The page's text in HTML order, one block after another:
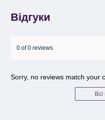
Відгуки
0 of 0 reviews
Sorry, no reviews match your
Всі